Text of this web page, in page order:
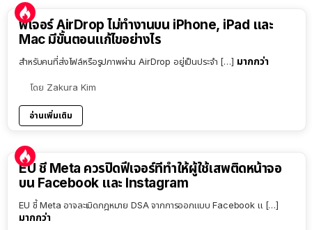
ฟีเจอร์ AirDrop ไม่ทำงานบน iPhone, iPad และ
Mac มีขั้นตอนแก้ไขอย่างไร
สำหรับคนที่ส่งไฟล์หรือรูปภาพผ่าน AirDrop อยู่เป็นประจำ […] มากกว่า
โดย Zakura Kim
อ่านเพิ่มเติม
EU ชี้ Meta ควรปิดฟีเจอร์ที่ทำให้ผู้ใช้เสพติดหน้าจอ
บน Facebook และ Instagram
EU ชี้ Meta อาจละเมิดกฎหมาย DSA จากการออกแบบ Facebook แ […]
มากกว่า